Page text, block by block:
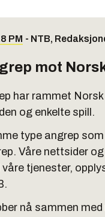
PM - NTB,
mot
har rammet
og enkelte spill.
type angrep
Våre nettsider
tjenester,
nå sammen